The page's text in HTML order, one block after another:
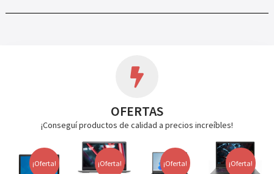
OFERTAS
¡Conseguí productos de calidad a precios increíbles!
¡Oferta! ¡Oferta! ¡Oferta! ¡Oferta!